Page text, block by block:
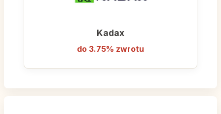
Kadax
do 3.75% zwrotu